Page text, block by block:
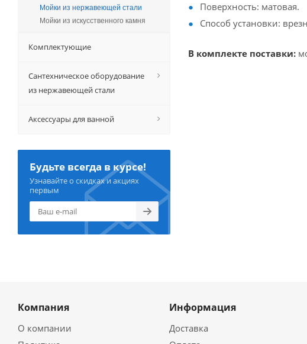
Поверхность: матовая.
Способ установки:
В комплекте поставки:
Мойки из нержавеющей стали
Мойки из искусственного камня
Комплектующие
Сантехническое оборудование
из нержавеющей стали
Аксессуары для ванной
Будьте всегда в курсе!
Узнавайте о скидках и акциях
первым
Компания
О компании
Информация
Доставка